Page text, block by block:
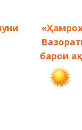
запись:
барои